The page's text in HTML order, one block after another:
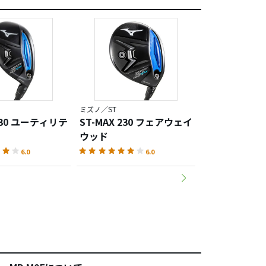
ユーティリテ
6.0
ミズノ／ST
ST-MAX 230 フェアウェイ
ウッド
6.0